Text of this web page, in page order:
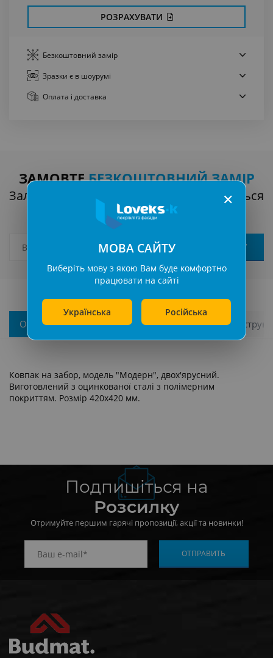
РОЗРАХУВАТИ
Безкоштовний замір
Зразки є в шоурумі
Оплата і доставка
ЗАМОВТЕБЕЗКОШТОВНИЙ ЗАМІР
Залиште заявку, наш менеджер зв'яжеться
з вами
Описання Характеристики Каталоги та
Ковпак на забор, модель "Модерн", двох'ярусний.
Виготовлений з оцинкованої сталі з полімерним
покриттям. Розмір 420х420 мм.
Подпишіться на
Розсилку
Отримуйте першим гарячі пропозиції, акції та новинки!
✕
МОВА САЙТУ
Виберіть мову з якою Вам буде комфортно
працювати на сайті
Українська Російська